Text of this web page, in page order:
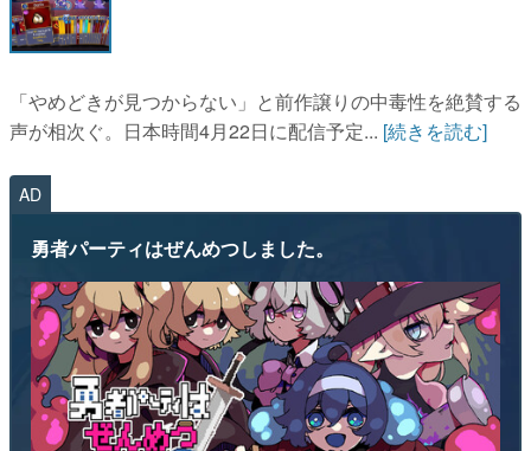
女性向け
その他
電ファミニコゲーマーとは？
運営：株式会社マレ
「やめどきが見つからない」と前作譲りの中毒性を絶賛する
声が相次ぐ。日本時間4月22日に配信予定... [続きを読む]
AD
勇者パーティはぜんめつしました。